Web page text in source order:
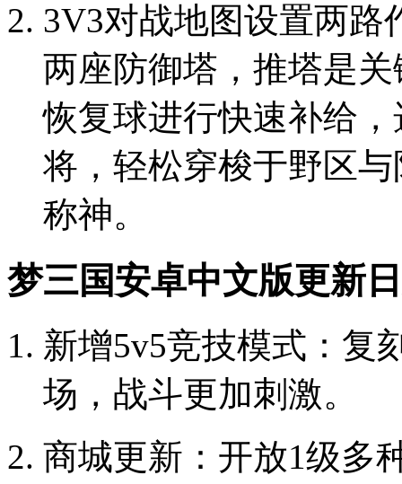
3V3对战地图设置两路
两座防御塔，推塔是
恢复球进行快速补给
将，轻松穿梭于野区
称神。
梦三国安卓中文版更新
新增5v5竞技模式：复
场，战斗更加刺激。
商城更新：开放1级多